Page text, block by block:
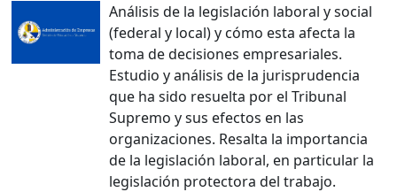
Análisis de la legislación laboral y social
(federal y local) y cómo esta afecta la
toma de decisiones empresariales.
Estudio y análisis de la jurisprudencia
que ha sido resuelta por el Tribunal
Supremo y sus efectos en las
organizaciones. Resalta la importancia
de la legislación laboral, en particular la
legislación protectora del trabajo.